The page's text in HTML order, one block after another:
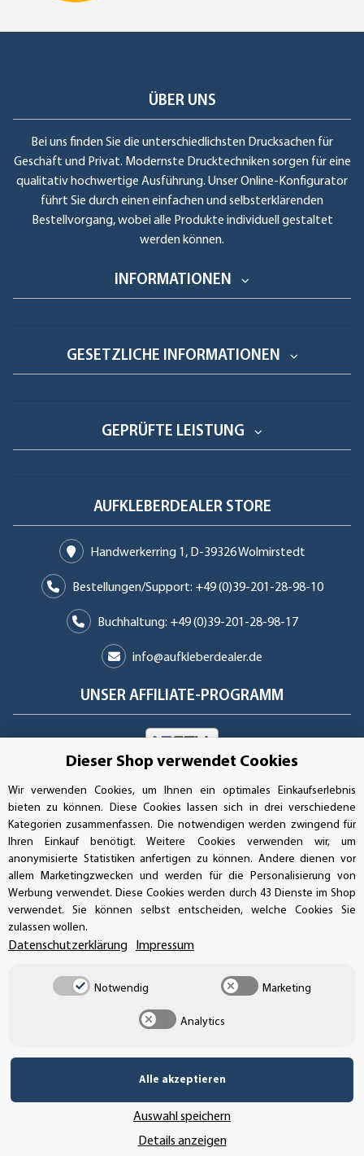
ÜBER UNS
Bei uns finden Sie die unterschiedlichsten Drucksachen für
Geschäft und Privat. Modernste Drucktechniken sorgen für eine
qualitativ hochwertige Ausführung. Unser Online-Konfigurator
führt Sie durch einen einfachen und selbsterklärenden
Bestellvorgang, wobei alle Produkte individuell gestaltet
werden können.
INFORMATIONEN
GESETZLICHE INFORMATIONEN
GEPRÜFTE LEISTUNG
AUFKLEBERDEALER STORE
Handwerkerring 1, D-39326 Wolmirstedt
Bestellungen/Support: +49 (0)39-201-28-98-10
Buchhaltung: +49 (0)39-201-28-98-17
info@aufkleberdealer.de
UNSER AFFILIATE-PROGRAMM
UNSERE ZAHLUNGSARTEN*
SSL-Verschlüsselung
UNSER VERSANDDIENSTLEISTER
Dieser Shop verwendet Cookies
Wir verwenden Cookies, um Ihnen ein optimales Einkaufserlebnis
bieten zu können. Diese Cookies lassen sich in drei verschiedene
Kategorien zusammenfassen. Die notwendigen werden zwingend für
Ihren Einkauf benötigt. Weitere Cookies verwenden wir, um
anonymisierte Statistiken anfertigen zu können. Andere dienen vor
allem Marketingzwecken und werden für die Personalisierung von
Werbung verwendet. Diese Cookies werden durch 43 Dienste im Shop
verwendet. Sie können selbst entscheiden, welche Cookies Sie
zulassen wollen.
Datenschutzerklärung Impressum
Notwendig Marketing
Analytics
Alle akzeptieren
Auswahl speichern
Details anzeigen